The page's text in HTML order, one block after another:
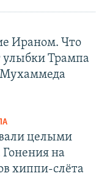
Ираном. Что
улыбки Трампа
целыми
на
хиппи-слёта